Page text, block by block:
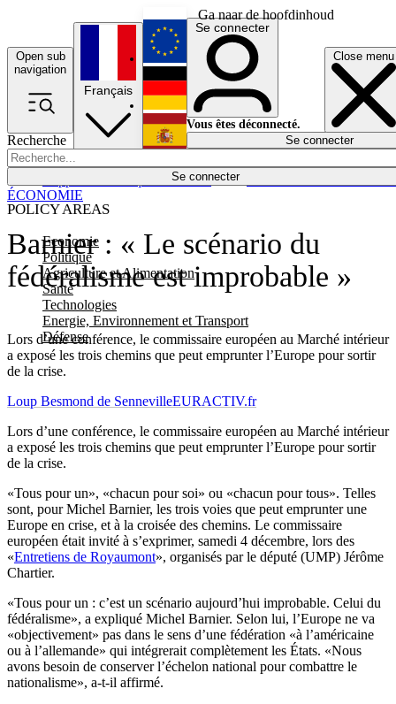
Ga naar de hoofdinhoud
Open sub
navigation
Close menu
Recherche
Se connecter
POLICY AREAS
Economie
Politique
Agriculture et Alimentation
Santé
Technologies
Energie, Environnement et Transport
Défense
Économie
Français
English
Deutsch
Español
Se connecter
Vous êtes déconnecté.
Se connecter
Barnier : « Le scénario du
fédéralisme est improbable »
Lors d’une conférence, le commissaire européen au Marché intérieur
a exposé les trois chemins que peut emprunter l’Europe pour sortir
de la crise.
ÉCONOMIE
Loup Besmond de SennevilleEURACTIV.fr
Lors d’une conférence, le commissaire européen au Marché intérieur
a exposé les trois chemins que peut emprunter l’Europe pour sortir
de la crise.
«Tous pour un», «chacun pour soi» ou «chacun pour tous». Telles
sont, pour Michel Barnier, les trois voies que peut emprunter une
Europe en crise, et à la croisée des chemins. Le commissaire
européen était invité à s’exprimer, samedi 4 décembre, lors des
«Entretiens de Royaumont», organisés par le député (UMP) Jérôme
Chartier.
«Tous pour un : c’est un scénario aujourd’hui improbable. Celui du
fédéralisme», a expliqué Michel Barnier. Selon lui, l’Europe ne va
«objectivement» pas dans le sens d’une fédération «à l’américaine
ou à l’allemande» qui intégrerait complètement les États. «Nous
avons besoin de conserver l’échelon national pour combattre le
nationalisme», a-t-il affirmé.